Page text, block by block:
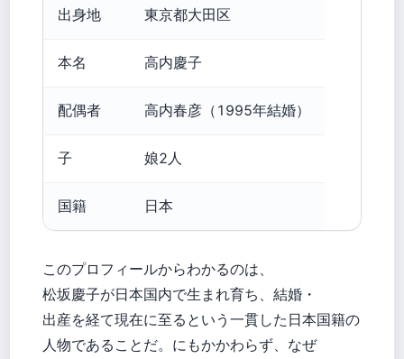
出身地 東京都大田区
本名 高内慶子
配偶者 高内春彦（1995年結婚）
子 娘2人
国籍 日本
このプロフィールからわかるのは、
松坂慶子が日本国内で生まれ育ち、結婚・
出産を経て現在に至るという一貫した日本国籍の
人物であることだ。にもかかわらず、なぜ